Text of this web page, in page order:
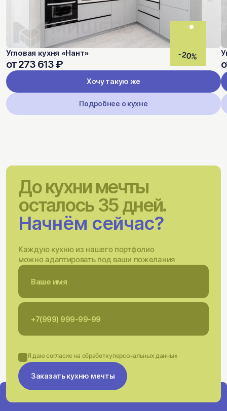
-20%
Угловая кухня «Нант»
от 273 613 ₽
Хочу такую же
Подробнее о кухне
До кухни мечты
осталось 35 дней.
Начнём сейчас?
Каждую кухню из нашего портфолио
можно адаптировать под ваши пожелания
Я даю согласие на обработкуперсональных данных
Заказать кухню мечты